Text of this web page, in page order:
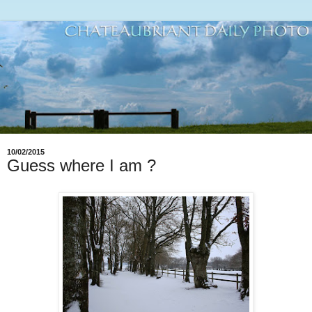
10/02/2015
Guess where I am ?